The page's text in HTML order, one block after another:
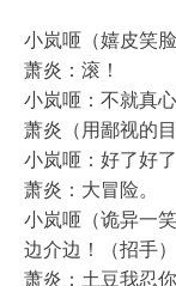
小岚咂（嬉皮笑
萧炎：滚！
小岚咂：不就真
萧炎（用鄙视的
小岚咂：好了好
萧炎：大冒险。
小岚咂（诡异一
边介边！（招手）
萧炎：土豆我忍